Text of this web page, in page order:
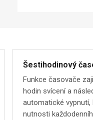
Šestihodinový
Funkce časovače
hodin svícení a
automatické vypnutí,
nutnosti